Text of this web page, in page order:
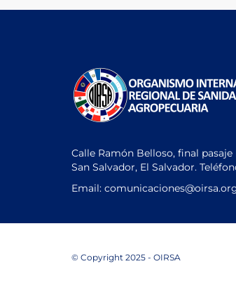
Calle Ramón Belloso, final pasaje
San Salvador, El Salvador.
Email: comunicaciones
© Copyright 2025 - OIRSA